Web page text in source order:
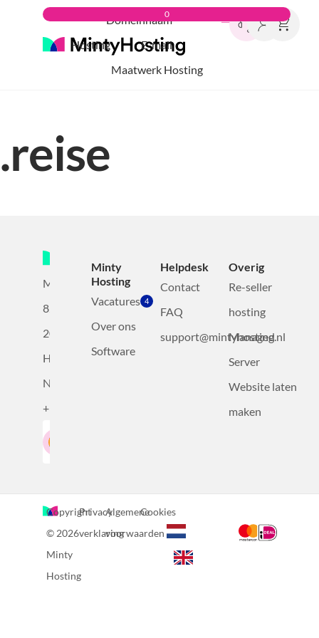
Domeinnaam
Hosting
E-mail
Maatwerk Hosting
0
.reise
Mollerusweg
82
2031BZ
Haarlem,
Nederland
+31232305815
Minty
Hosting
Vacatures 4
Over ons
Software
Helpdesk
Contact
FAQ
support@mintyhosting.nl
Overig
Re-seller
hosting
Managed
Server
Website laten
maken
Copyright
© 2026
Minty
Hosting
Privacy
verklaring
Algemene
voorwaarden
Cookies